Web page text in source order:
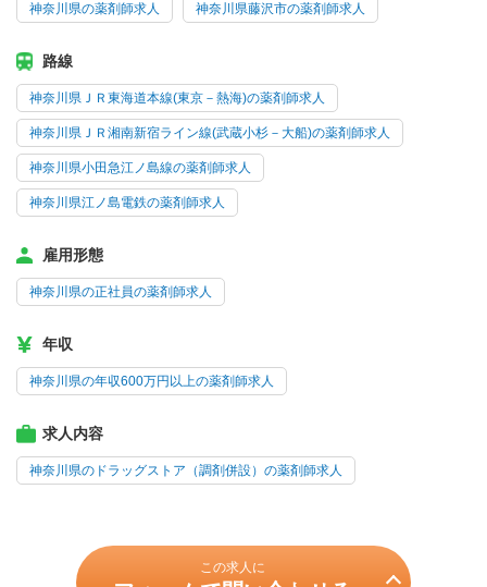
神奈川県の薬剤師求人 神奈川県藤沢市の薬剤師求人
路線
神奈川県ＪＲ東海道本線(東京－熱海)の薬剤師求人
神奈川県ＪＲ湘南新宿ライン線(武蔵小杉－大船)の薬剤師求人
神奈川県小田急江ノ島線の薬剤師求人
神奈川県江ノ島電鉄の薬剤師求人
雇用形態
神奈川県の正社員の薬剤師求人
年収
神奈川県の年収600万円以上の薬剤師求人
求人内容
神奈川県のドラッグストア（調剤併設）の薬剤師求人
この求人に